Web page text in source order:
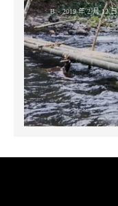
B 2019 年 2 月 12 日